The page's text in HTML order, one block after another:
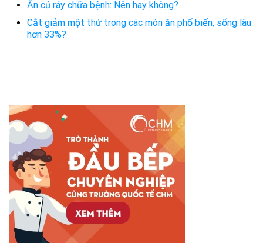
Ăn củ ráy chữa bệnh: Nên hay không?
Cắt giảm một thứ trong các món ăn phổ biến, sống lâu
hơn 33%?